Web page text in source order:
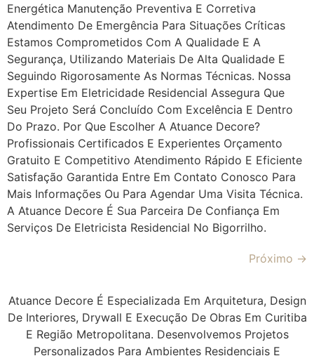
Energética Manutenção Preventiva E Corretiva
Atendimento De Emergência Para Situações Críticas
Estamos Comprometidos Com A Qualidade E A
Segurança, Utilizando Materiais De Alta Qualidade E
Seguindo Rigorosamente As Normas Técnicas. Nossa
Expertise Em Eletricidade Residencial Assegura Que
Seu Projeto Será Concluído Com Excelência E Dentro
Do Prazo. Por Que Escolher A Atuance Decore?
Profissionais Certificados E Experientes Orçamento
Gratuito E Competitivo Atendimento Rápido E Eficiente
Satisfação Garantida Entre Em Contato Conosco Para
Mais Informações Ou Para Agendar Uma Visita Técnica.
A Atuance Decore É Sua Parceira De Confiança Em
Serviços De Eletricista Residencial No Bigorrilho.
Próximo →
Atuance Decore É Especializada Em Arquitetura, Design
De Interiores, Drywall E Execução De Obras Em Curitiba
E Região Metropolitana. Desenvolvemos Projetos
Personalizados Para Ambientes Residenciais E